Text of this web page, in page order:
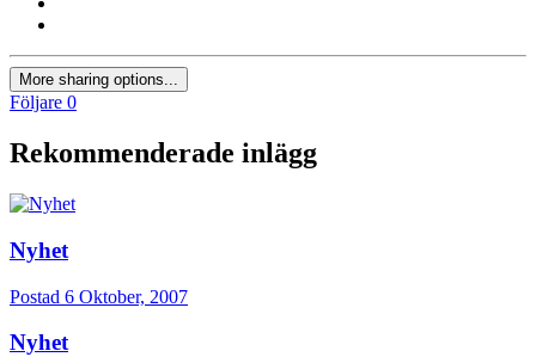
More sharing options...
Följare 0
Rekommenderade inlägg
Nyhet
Postad 6 Oktober, 2007
Nyhet